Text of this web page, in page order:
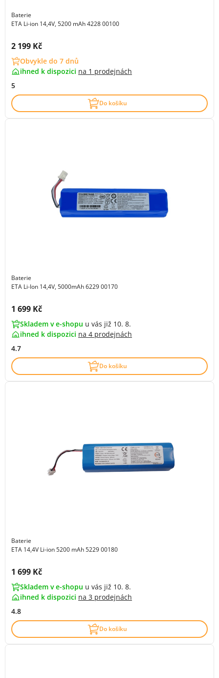
Baterie
ETA Li-ion 14,4V, 5200 mAh 4228 00100
Cena s DPH:
2 199 Kč
Obvykle do 7 dnů
ihned k dispozici na 1 prodejnách
5
Do košíku
Baterie
ETA Li-Ion 14,4V, 5000mAh 6229 00170
Cena s DPH:
1 699 Kč
Skladem v e-shopu u vás již 10. 8.
ihned k dispozici na 4 prodejnách
4.7
Do košíku
Baterie
ETA 14,4V Li-ion 5200 mAh 5229 00180
Cena s DPH:
1 699 Kč
Skladem v e-shopu u vás již 10. 8.
ihned k dispozici na 3 prodejnách
4.8
Do košíku